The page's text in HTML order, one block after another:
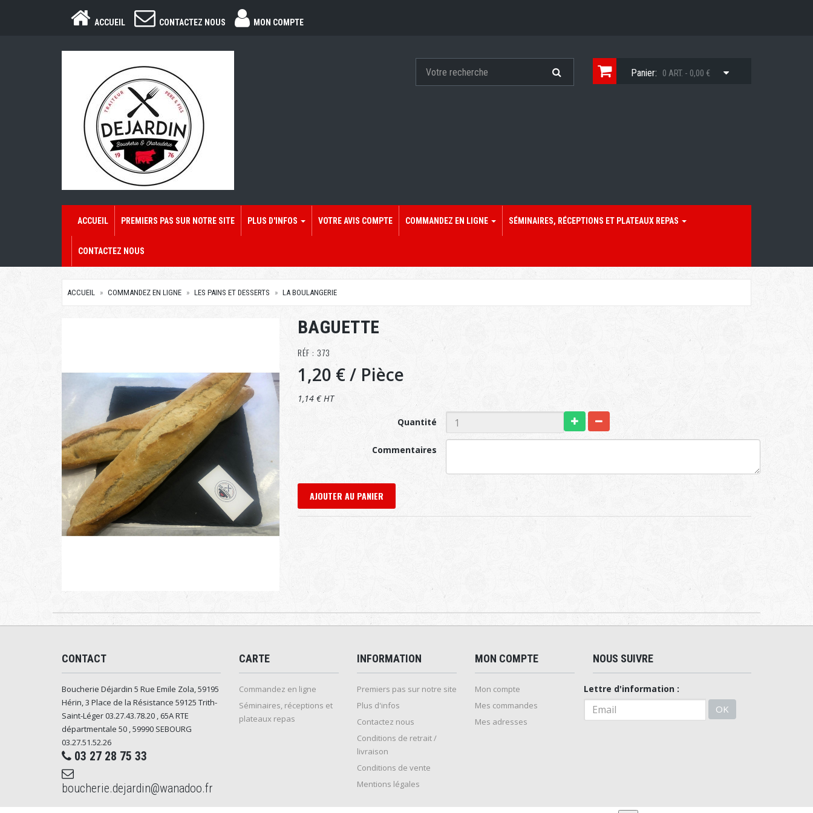
ACCUEIL CONTACTEZ NOUS MON COMPTE
Panier: 0 ART. - 0,00 €
ACCUEIL PREMIERS PAS SUR NOTRE SITE PLUS D'INFOS VOTRE AVIS COMPTE COMMANDEZ EN LIGNE SÉMINAIRES, RÉCEPTIONS ET PLATEAUX REPAS
CONTACTEZ NOUS
ACCUEIL COMMANDEZ EN LIGNE LES PAINS ET DESSERTS LA BOULANGERIE
BAGUETTE
RÉF : 373
1,20 €/ Pièce
1,14 € HT
Quantité
Commentaires
AJOUTER AU PANIER
CONTACT
Boucherie Déjardin 5 Rue Emile Zola, 59195
Hérin, 3 Place de la Résistance 59125 Trith-
Saint-Léger 03.27.43.78.20 , 65A RTE
départmentale 50 , 59990 SEBOURG
03.27.51.52.26
03 27 28 75 33
boucherie.dejardin@wanadoo.fr
CARTE
Commandez en ligne
Séminaires, réceptions et
plateaux repas
INFORMATION
Premiers pas sur notre site
Plus d'infos
Contactez nous
Conditions de retrait /
livraison
Conditions de vente
Mentions légales
MON COMPTE
Mon compte
Mes commandes
Mes adresses
NOUS SUIVRE
Lettre d'information :
OK